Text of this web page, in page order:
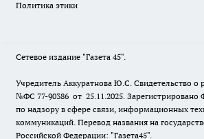
Политика этики
Сетевое издание "Газета 45".
Учредитель Аккуратнова Ю.С. Свидетельство о
№ФС 77-90386 от 25.11.2025. Зарегистрировано
по надзору в сфере связи, информационных
коммуникаций. Перевод названия на
Российской Федерации: "Газета45".